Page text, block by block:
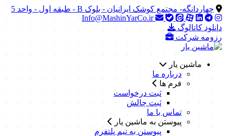
چهاردانگه- مجتمع کوشک ایرانیان - بلوک B - طبقه اول - واحد 5
Info@MashinYarCo.ir
دانلود کاتالوگ
رزومه شرکت
ماشین یار
درباره ما
فرم ها
ثبت درخواست
ثبت چالش
تماس با ما
پیوستن به ماشین یار
پیوستن به تیم پلتفرم